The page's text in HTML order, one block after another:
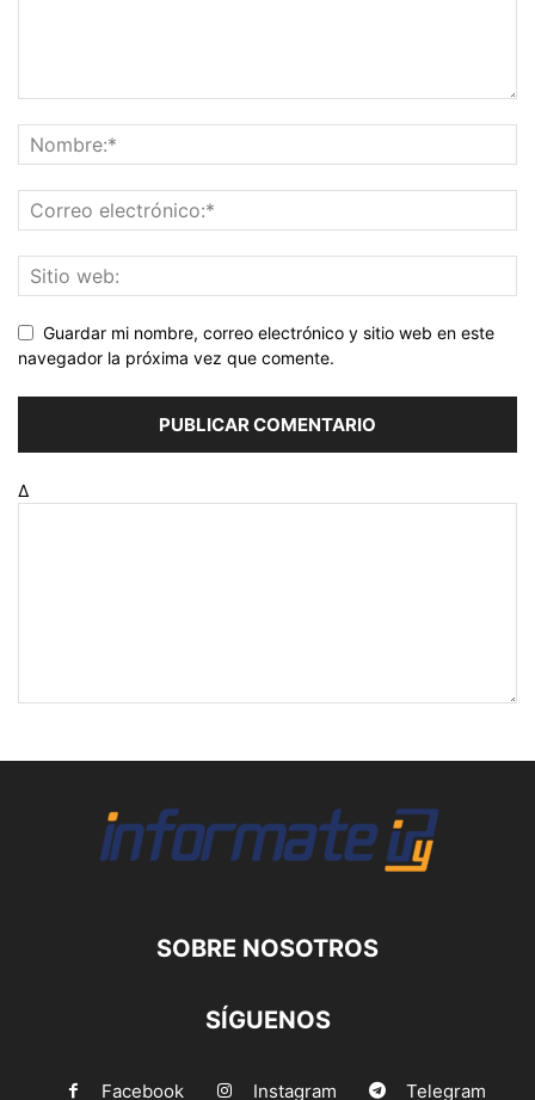
Guardar mi nombre, correo electrónico y sitio web en este
navegador la próxima vez que comente.
Δ
SOBRE NOSOTROS
SÍGUENOS
Facebook Instagram Telegram